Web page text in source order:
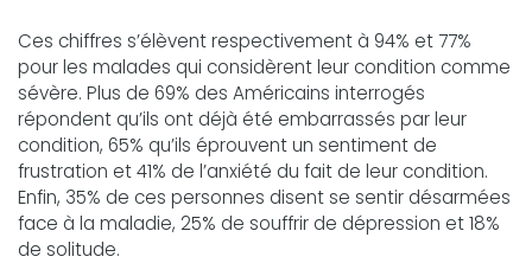
Ces chiffres s’élèvent respectivement à 94% et 77%
pour les malades qui considèrent leur condition comme
sévère. Plus de 69% des Américains interrogés
répondent qu’ils ont déjà été embarrassés par leur
condition, 65% qu’ils éprouvent un sentiment de
frustration et 41% de l’anxiété du fait de leur condition.
Enfin, 35% de ces personnes disent se sentir désarmées
face à la maladie, 25% de souffrir de dépression et 18%
de solitude.